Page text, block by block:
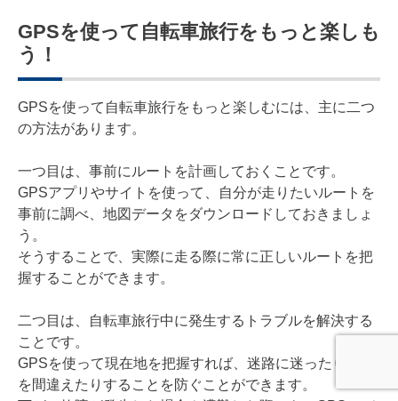
GPSを使って自転車旅行をもっと楽しも
う！
GPSを使って自転車旅行をもっと楽しむには、主に二つ
の方法があります。
一つ目は、事前にルートを計画しておくことです。
GPSアプリやサイトを使って、自分が走りたいルートを
事前に調べ、地図データをダウンロードしておきましょ
う。
そうすることで、実際に走る際に常に正しいルートを把
握することができます。
二つ目は、自転車旅行中に発生するトラブルを解決する
ことです。
GPSを使って現在地を把握すれば、迷路に迷ったり、道
を間違えたりすることを防ぐことができます。